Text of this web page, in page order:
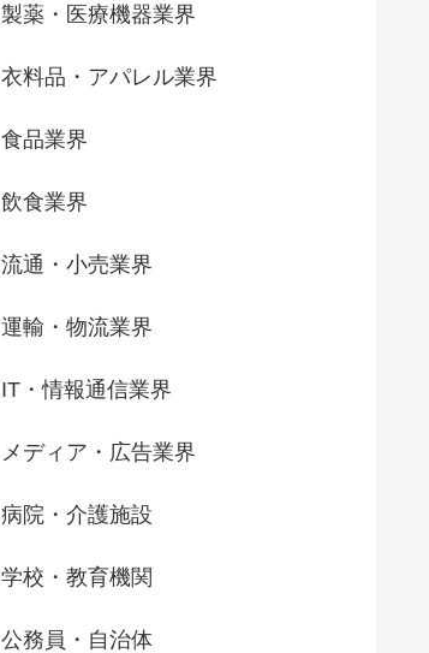
製薬・医療機器業界
衣料品・アパレル業界
食品業界
飲食業界
流通・小売業界
運輸・物流業界
IT・情報通信業界
メディア・広告業界
病院・介護施設
学校・教育機関
公務員・自治体